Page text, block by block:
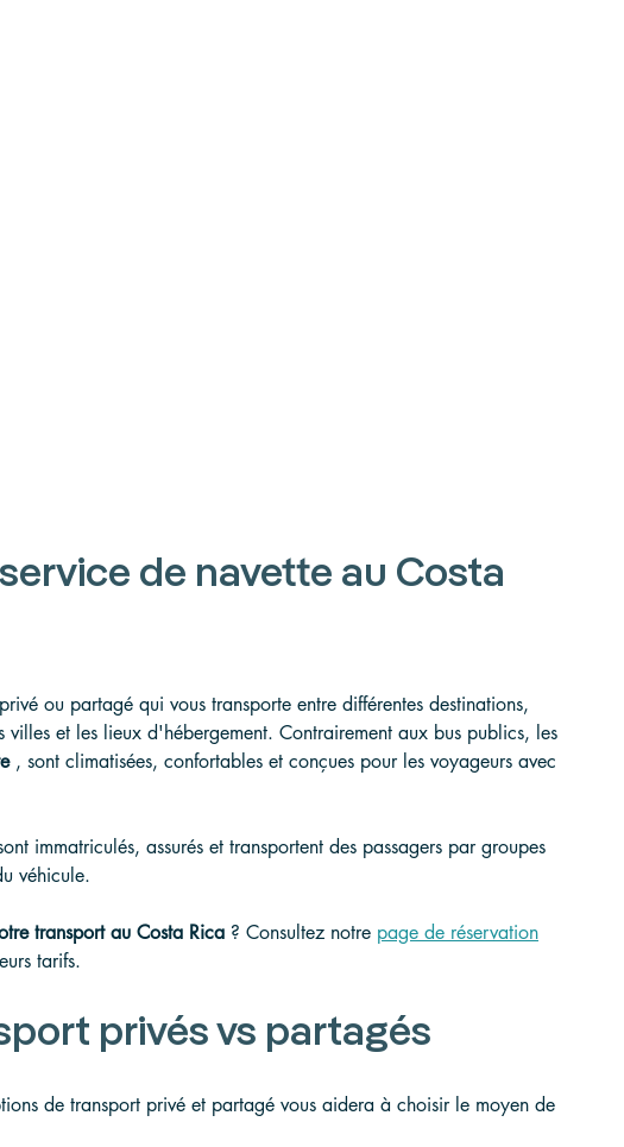
de navette au Costa
ou partagé qui vous transporte entre différentes destinations,
villes et les lieux d'hébergement. Contrairement aux bus publics, les
, sont climatisées, confortables et conçues pour les voyageurs avec
immatriculés, assurés et transportent des passagers par groupes
véhicule.
transport au Costa Rica ? Consultez notre page de réservation
tarifs.
privés vs partagés
de transport privé et partagé vous aidera à choisir le moyen de